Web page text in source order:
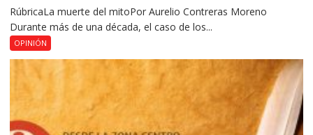
RúbricaLa muerte del mitoPor Aurelio Contreras Moreno
Durante más de una década, el caso de los...
OPINIÓN